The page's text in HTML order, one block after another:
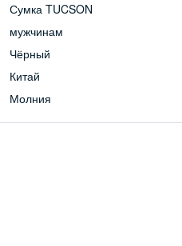
Сумка TUCSON
мужчинам
Чёрный
Китай
Молния